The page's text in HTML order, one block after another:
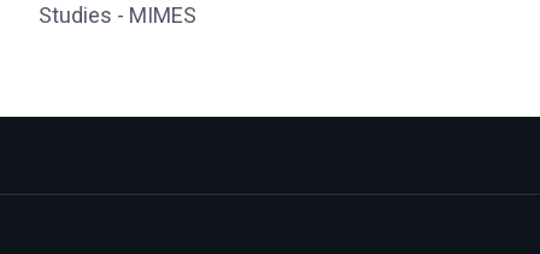
Studies - MIMES